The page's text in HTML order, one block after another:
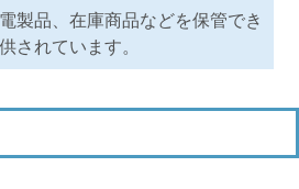
製品、在庫商品などを保管でき
されています。